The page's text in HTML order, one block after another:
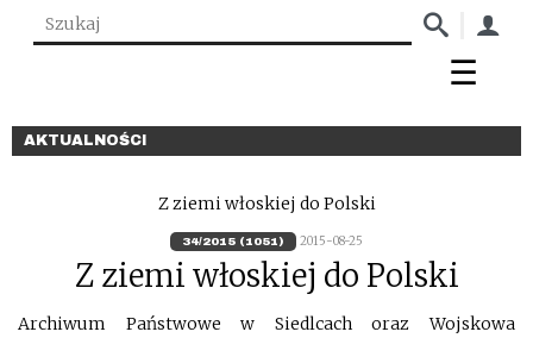
AKTUALNOŚCI
Z ziemi włoskiej do Polski
34/2015 (1051) 2015-08-25
Z ziemi włoskiej do Polski
Archiwum Państwowe w Siedlcach oraz Wojskowa